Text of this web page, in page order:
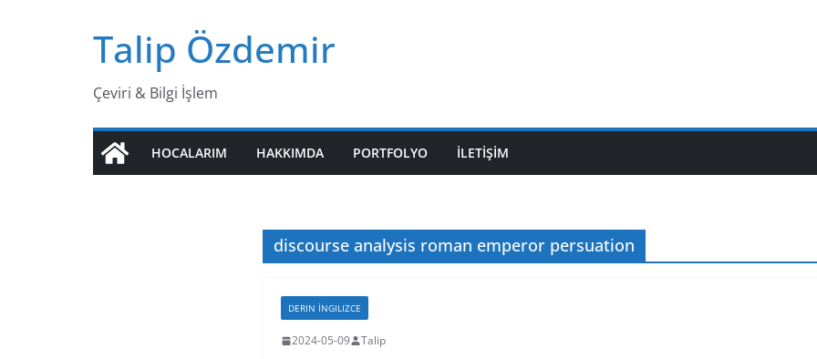
Talip Özdemir
Çeviri & Bilgi İşlem
HOCALARIM HAKKIMDA PORTFOLYO İLETİŞİM
discourse analysis roman emperor persuation
DERIN İNGILIZCE
2024-05-09 Talip